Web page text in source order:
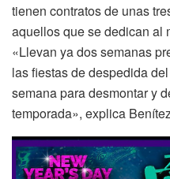
tienen contratos de unas
aquellos que se dedican al
«Llevan ya dos semanas
las fiestas de despedida
semana para desmontar y
temporada», explica